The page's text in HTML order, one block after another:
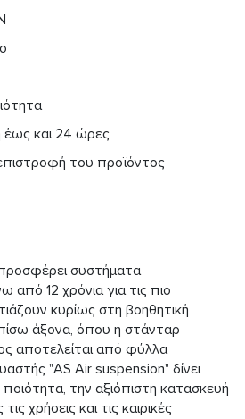
και 24 ώρες
του προϊόντος
συστήματα
από 12 χρόνια για τις πιο
κυρίως στη βοηθητική
άξονα, όπου η στάνταρ
αποτελείται από φύλλα
"AS Air suspension" δίνει
ποιότητα, την αξιόπιστη κατασκευή
χρήσεις και τις καιρικές